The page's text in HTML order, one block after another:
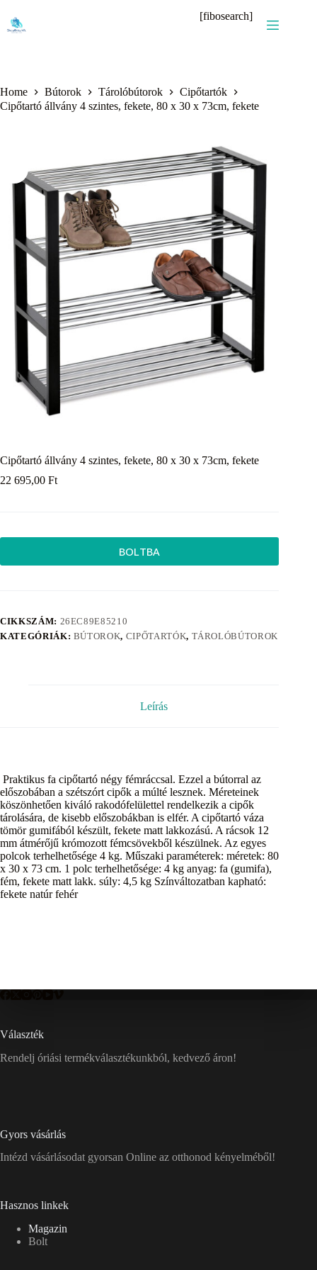
content
[fibosearch]
Home Bútorok Tárolóbútorok
Cipőtartók
Cipőtartó állvány 4 szintes, fekete, 80 x 30 x 73cm, fekete
Cipőtartó állvány 4 szintes, fekete, 80 x 30 x 73cm, fekete
22 695,00 Ft
BOLTBA
CIKKSZÁM: 26EC89E85210
KATEGÓRIÁK: BÚTOROK, CIPŐTARTÓK, TÁROLÓBÚTOROK
Leírás
Praktikus fa cipőtartó négy fémráccsal. Ezzel a bútorral az
előszobában a szétszórt cipők a múlté lesznek. Méreteinek
köszönhetően kiváló rakodófelülettel rendelkezik a cipők
tárolására, de kisebb előszobákban is elfér. A cipőtartó váza
tömör gumifából készült, fekete matt lakkozású. A rácsok 12
mm átmérőjű krómozott fémcsövekből készülnek. Az egyes
polcok terhelhetősége 4 kg. Műszaki paraméterek: méretek: 80
x 30 x 73 cm. 1 polc terhelhetősége: 4 kg anyag: fa (gumifa),
fém, fekete matt lakk. súly: 4,5 kg Színváltozatban kapható:
fekete natúr fehér
Választék
Rendelj óriási termékválasztékunkból, kedvező áron!
Gyors vásárlás
Intézd vásárlásodat gyorsan Online az otthonod kényelméből!
Hasznos linkek
Magazin
Bolt